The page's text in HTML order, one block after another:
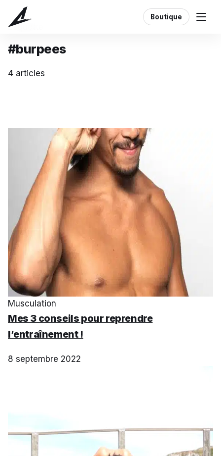
Boutique
Étiquette
#burpees
4 articles
Musculation
Mes 3 conseils pour reprendre
l’entraînement !
8 septembre 2022